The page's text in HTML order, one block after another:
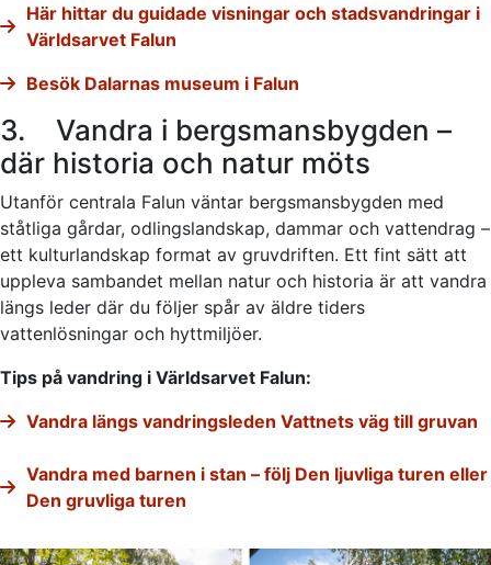
Här hittar du guidade visningar och stadsvandringar i
Världsarvet Falun
Besök Dalarnas museum i Falun
3. Vandra i bergsmansbygden –
där historia och natur möts
Utanför centrala Falun väntar bergsmansbygden med
ståtliga gårdar, odlingslandskap, dammar och vattendrag –
ett kulturlandskap format av gruvdriften. Ett fint sätt att
uppleva sambandet mellan natur och historia är att vandra
längs leder där du följer spår av äldre tiders
vattenlösningar och hyttmiljöer.
Tips på vandring i Världsarvet Falun:
Vandra längs vandringsleden Vattnets väg till gruvan
Vandra med barnen i stan – följ Den ljuvliga turen eller
Den gruvliga turen